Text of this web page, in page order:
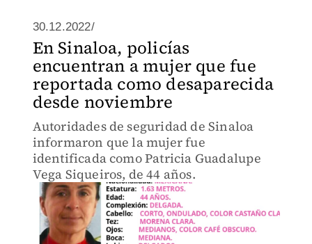
30.12.2022/
En Sinaloa, policías
encuentran a mujer que fue
reportada como desaparecida
desde noviembre
Autoridades de seguridad de Sinaloa
informaron que la mujer fue
identificada como Patricia Guadalupe
Vega Siqueiros, de 44 años.